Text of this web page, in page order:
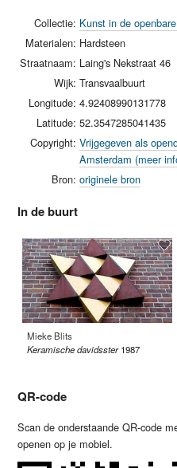
Collectie: Kunst in de
Materialen: Hardsteen
Straatnaam: Laing's Nekstraat 46
Wijk: Transvaalbuurt
Longitude: 4.92408990131778
Latitude: 52.3547285041435
Copyright: Vrijgegeven als
Amsterdam (meer
Bron: originele bron
In de buurt
Mieke Blits
Keramische davidsster 1987
QR-code
Scan de onderstaande QR-code
openen op je mobiel.